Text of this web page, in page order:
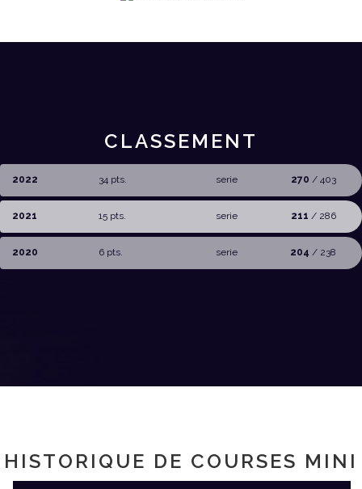
CLASSEMENT
2022 34 pts. serie 270 / 403
2021 15 pts. serie 211 / 286
2020 6 pts. serie 204 / 238
HISTORIQUE DE COURSES MINI